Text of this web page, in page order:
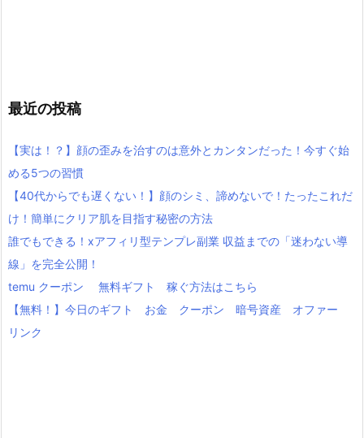
最近の投稿
【実は！？】顔の歪みを治すのは意外とカンタンだった！今すぐ始
める5つの習慣
【40代からでも遅くない！】顔のシミ、諦めないで！たったこれだ
け！簡単にクリア肌を目指す秘密の方法
誰でもできる！xアフィリ型テンプレ副業 収益までの「迷わない導
線」を完全公開！
temu クーポン 無料ギフト 稼ぐ方法はこちら
【無料！】今日のギフト お金 クーポン 暗号資産 オファー
リンク